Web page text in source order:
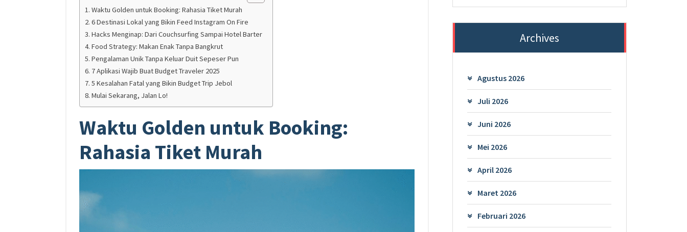
Waktu Golden untuk Booking: Rahasia Tiket Murah
6 Destinasi Lokal yang Bikin Feed Instagram On Fire
Hacks Menginap: Dari Couchsurfing Sampai Hotel Barter
Food Strategy: Makan Enak Tanpa Bangkrut
Pengalaman Unik Tanpa Keluar Duit Sepeser Pun
7 Aplikasi Wajib Buat Budget Traveler 2025
5 Kesalahan Fatal yang Bikin Budget Trip Jebol
Mulai Sekarang, Jalan Lo!
Waktu Golden untuk Booking:
Rahasia Tiket Murah
Archives
Agustus 2026
Juli 2026
Juni 2026
Mei 2026
April 2026
Maret 2026
Februari 2026